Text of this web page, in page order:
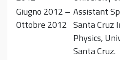
Giugno 2012 –
Ottobre 2012
Assistant
Santa Cruz
Physics,
Santa Cruz.